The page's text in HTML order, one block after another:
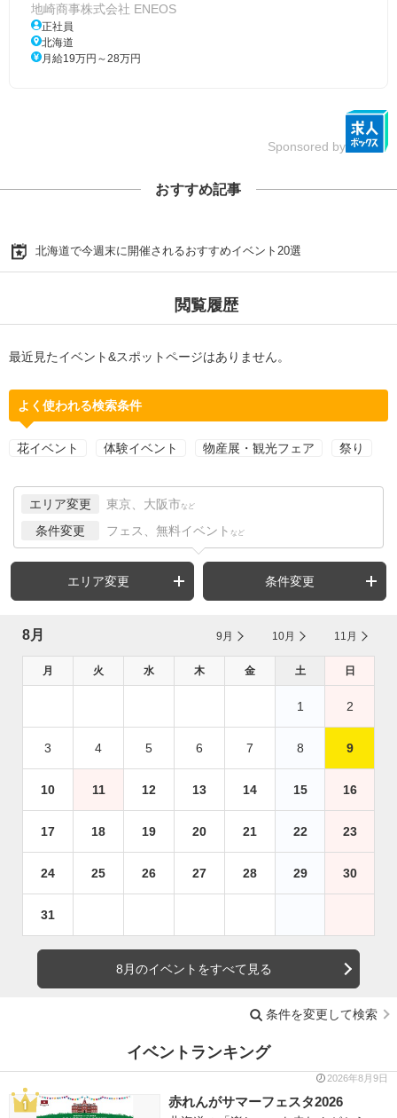
地崎商事株式会社 ENEOS
正社員
北海道
月給19万円～28万円
Sponsored by
おすすめ記事
北海道で今週末に開催されるおすすめイベント20選
閲覧履歴
最近見たイベント&スポットページはありません。
よく使われる検索条件
花イベント 体験イベント 物産展・観光フェア 祭り
エリア変更 東京、大阪市 など
条件変更 フェス、無料イベント など
エリア変更 条件変更
8月 9月 10月 11月
月 火 水 木 金 土 日
1 2
3 4 5 6 7 8 9
10 11 12 13 14 15 16
17 18 19 20 21 22 23
24 25 26 27 28 29 30
31
8月のイベントをすべて見る
条件を変更して検索
イベントランキング
2026年8月9日
赤れんがサマーフェスタ2026